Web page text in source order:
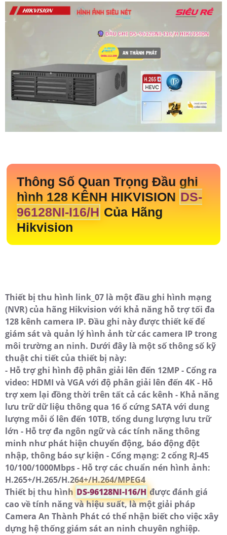
Thông Số Quan Trọng Đầu ghi
hình 128 KÊNH HIKVISION DS-
96128NI-I16/H Của Hãng
Hikvision
Thiết bị thu hình link_07 là một đầu ghi hình mạng
(NVR) của hãng Hikvision với khả năng hỗ trợ tối đa
128 kênh camera IP. Đầu ghi này được thiết kế để
giám sát và quản lý hình ảnh từ các camera IP trong
môi trường an ninh. Dưới đây là một số thông số kỹ
thuật chi tiết của thiết bị này:
- Hỗ trợ ghi hình độ phân giải lên đến 12MP - Cổng ra
video: HDMI và VGA với độ phân giải lên đến 4K - Hỗ
trợ xem lại đồng thời trên tất cả các kênh - Khả năng
lưu trữ dữ liệu thông qua 16 ổ cứng SATA với dung
lượng mỗi ổ lên đến 10TB, tổng dung lượng lưu trữ
lớn - Hỗ trợ đa ngôn ngữ và các tính năng thông
minh như phát hiện chuyển động, báo động đột
nhập, thông báo sự kiện - Cổng mạng: 2 cổng RJ-45
10/100/1000Mbps - Hỗ trợ các chuẩn nén hình ảnh:
H.265+/H.265/H.264+/H.264/MPEG4
Thiết bị thu hình DS-96128NI-I16/H được đánh giá
cao về tính năng và hiệu suất, là một giải pháp
Camera An Thành Phát có thể nhận biết cho việc xây
dựng hệ thống giám sát an ninh chuyên nghiệp.